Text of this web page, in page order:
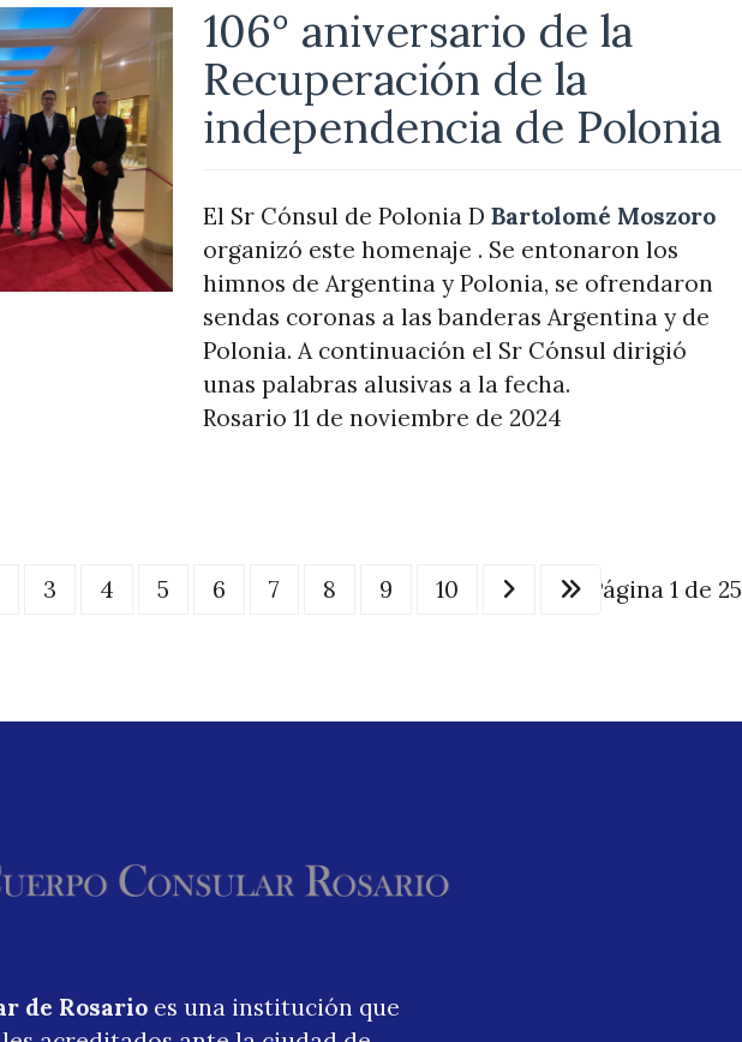
106° aniversario de la
Recuperación de la
independencia de Polonia
El Sr Cónsul de Polonia D Bartolomé Moszoro
organizó este homenaje . Se entonaron los
himnos de Argentina y Polonia, se ofrendaron
sendas coronas a las banderas Argentina y de
Polonia. A continuación el Sr Cónsul dirigió
unas palabras alusivas a la fecha.
Rosario 11 de noviembre de 2024
Página 1 de 25
3 4 5 6 7 8 9 10
de Rosario es una institución que